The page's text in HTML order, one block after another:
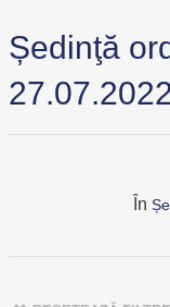
Ședinţă
În